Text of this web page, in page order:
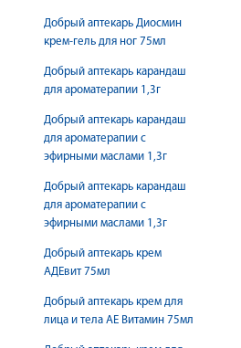
Добрый аптекарь Диосмин
крем-гель для ног 75мл
Добрый аптекарь карандаш
для ароматерапии 1,3г
Добрый аптекарь карандаш
для ароматерапии с
эфирными маслами 1,3г
Добрый аптекарь карандаш
для ароматерапии с
эфирными маслами 1,3г
Добрый аптекарь крем
АДЕвит 75мл
Добрый аптекарь крем для
лица и тела АЕ Витамин 75мл